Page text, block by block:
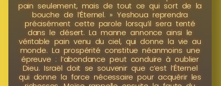
pain seulement, mais de tout ce qui sort de la
bouche de l’Éternel. » Yeshoua reprendra
précisément cette parole lorsqu’il sera tenté
dans le désert. La manne annonce ainsi le
véritable pain venu du ciel, qui donne la vie au
monde. La prospérité constitue néanmoins une
épreuve : l’abondance peut conduire à oublier
Dieu. Israël doit se souvenir que c’est l’Éternel
qui donne la force nécessaire pour acquérir les